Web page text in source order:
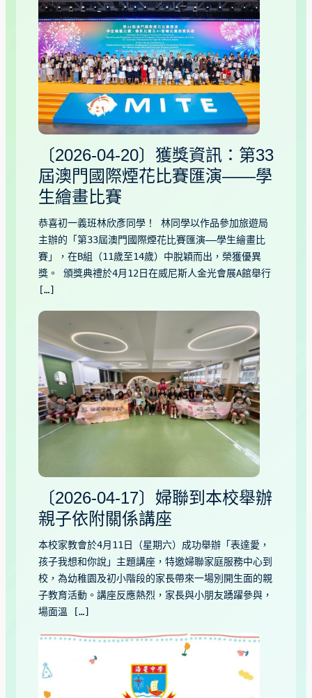
〔2026-04-20〕獲獎資訊：第33
屆澳門國際煙花比賽匯演——學
生繪畫比賽
恭喜初一義班林欣彥同學！ 林同學以作品參加旅遊局
主辦的「第33屆澳門國際煙花比賽匯演——學生繪畫比
賽」，在B組（11歲至14歲）中脫穎而出，榮獲優異
獎。 頒獎典禮於4月12日在威尼斯人金光會展A館舉行
[…]
〔2026-04-17〕婦聯到本校舉辦
親子依附關係講座
本校家教會於4月11日（星期六）成功舉辦「表達愛，
孩子我想和你說」主題講座，特邀婦聯家庭服務中心到
校，為幼稚園及初小階段的家長帶來一場別開生面的親
子教育活動。講座反應熱烈，家長與小朋友踴躍參與，
場面溫 […]